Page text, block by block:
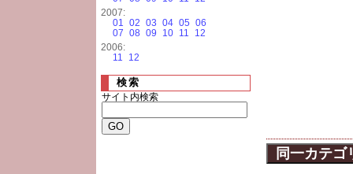
同一カテゴ
2007:
01 02 03 04 05 06
07 08 09 10 11
12
2006:
11
12
検索
サイト内検索